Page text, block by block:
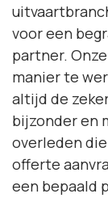
voor een
partner.
manier te
altijd de
bijzonder en
overleden
offerte
een bepaald